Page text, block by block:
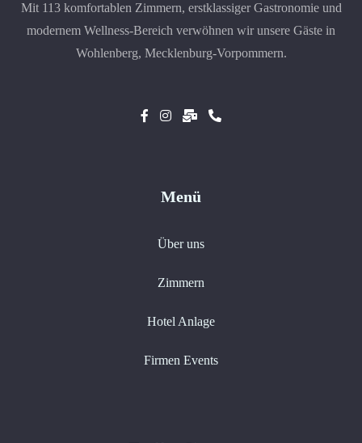
Mit 113 komfortablen Zimmern, erstklassiger Gastronomie und
modernem Wellness-Bereich verwöhnen wir unsere Gäste in
Wohlenberg, Mecklenburg-Vorpommern.
Menü
Über uns
Zimmern
Hotel Anlage
Firmen Events